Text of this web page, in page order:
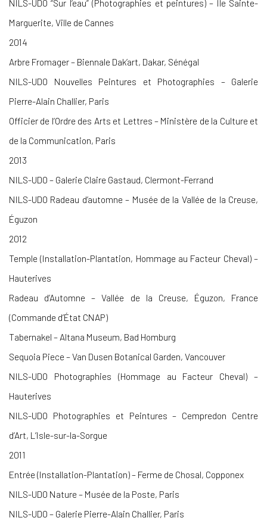
NILS-UDO “Sur l’eau” (Photographies et peintures) – Île Sainte-
Marguerite, Ville de Cannes
2014
Arbre Fromager – Biennale Dak’art, Dakar, Sénégal
NILS-UDO Nouvelles Peintures et Photographies – Galerie
Pierre-Alain Challier, Paris
Officier de l’Ordre des Arts et Lettres – Ministère de la Culture et
de la Communication, Paris
2013
NILS-UDO – Galerie Claire Gastaud, Clermont-Ferrand
NILS-UDO Radeau d’automne – Musée de la Vallée de la Creuse,
Éguzon
2012
Temple (Installation-Plantation, Hommage au Facteur Cheval) –
Hauterives
Radeau d’Automne – Vallée de la Creuse, Éguzon, France
(Commande d’État CNAP)
Tabernakel – Altana Museum, Bad Homburg
Sequoia Piece – Van Dusen Botanical Garden, Vancouver
NILS-UDO Photographies (Hommage au Facteur Cheval) –
Hauterives
NILS-UDO Photographies et Peintures – Cempredon Centre
d’Art, L’Isle-sur-la-Sorgue
2011
Entrée (Installation-Plantation) – Ferme de Chosal, Copponex
NILS-UDO Nature – Musée de la Poste, Paris
NILS-UDO – Galerie Pierre-Alain Challier, Paris